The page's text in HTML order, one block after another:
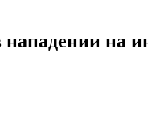
на